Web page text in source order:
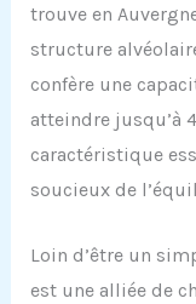
trouve en
structure
confère une
atteindre jusqu’à
caractéristique
soucieux de
Loin d’être un
est une alliée de